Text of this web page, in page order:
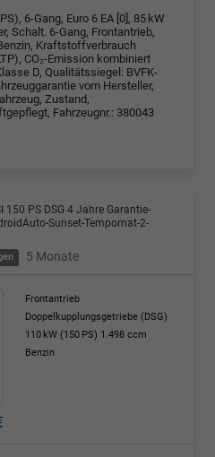
6-Gang, Euro 6 EA [0], 85 kW
Schalt. 6-Gang, Frontantrieb,
Kraftstoffverbrauch
CO₂-Emission kombiniert
D, Qualitätssiegel: BVFK-
vom Hersteller,
Zustand,
Fahrzeugnr.: 380043
150 PS DSG 4 Jahre Garantie-
Sunset-Tempomat-2-
5 Monate
Frontantrieb
Doppelkupplungsgetriebe (DSG)
110 kW (150 PS) 1.498 ccm
Benzin